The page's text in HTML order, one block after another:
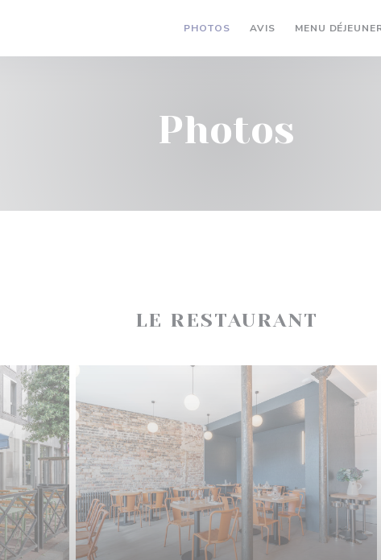
PHOTOS AVIS MENU
Photos
LE RESTAURANT